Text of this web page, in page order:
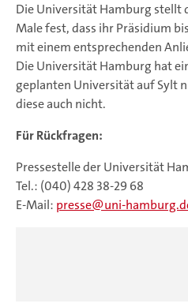
Die Universität Hamburg stellt
Male fest, dass ihr Präsidium
mit einem entsprechenden
Die Universität Hamburg hat
geplanten Universität auf Sylt
diese auch nicht.
Für Rückfragen:
Pressestelle der Universität
Tel.: (040) 428 38-29 68
E-Mail: presse uni-